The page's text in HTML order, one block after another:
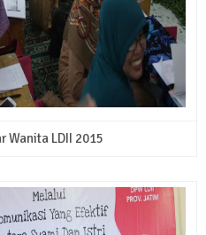
Wanita LDII 2015